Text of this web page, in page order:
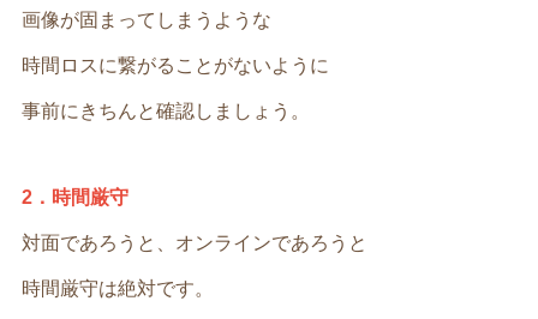
画像が固まってしまうような
時間ロスに繋がることがないように
事前にきちんと確認しましょう。
2．時間厳守
対面であろうと、オンラインであろうと
時間厳守は絶対です。